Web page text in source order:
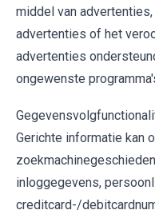
middel van
advertenties of het
advertenties
ongewenste
Gerichte informatie kan
inloggegevens,
creditcard-/